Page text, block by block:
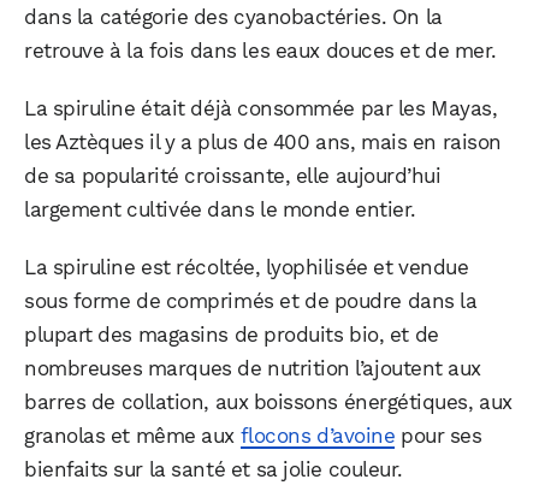
dans la catégorie des cyanobactéries. On la
retrouve à la fois dans les eaux douces et de mer.
La spiruline était déjà consommée par les Mayas,
les Aztèques il y a plus de 400 ans, mais en raison
de sa popularité croissante, elle aujourd’hui
largement cultivée dans le monde entier.
La spiruline est récoltée, lyophilisée et vendue
sous forme de comprimés et de poudre dans la
plupart des magasins de produits bio, et de
nombreuses marques de nutrition l’ajoutent aux
barres de collation, aux boissons énergétiques, aux
granolas et même aux flocons d’avoine pour ses
bienfaits sur la santé et sa jolie couleur.